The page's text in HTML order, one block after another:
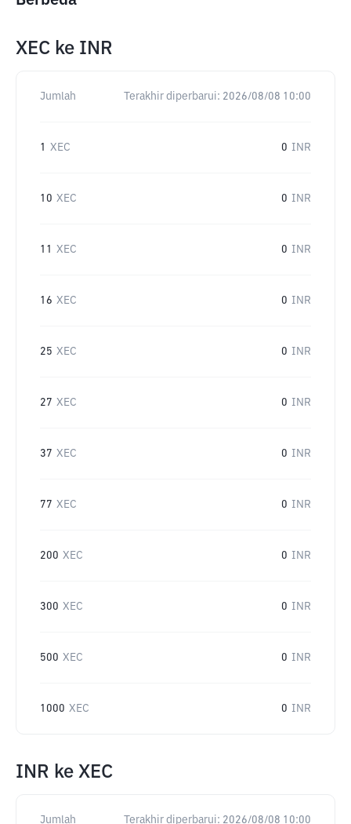
XEC ke INR
Jumlah Terakhir diperbarui: 2026/08/08 10:00
1 XEC 0 INR
10 XEC 0 INR
11 XEC 0 INR
16 XEC 0 INR
25 XEC 0 INR
27 XEC 0 INR
37 XEC 0 INR
77 XEC 0 INR
200 XEC 0 INR
300 XEC 0 INR
500 XEC 0 INR
1000 XEC 0 INR
INR ke XEC
Jumlah Terakhir diperbarui: 2026/08/08 10:00